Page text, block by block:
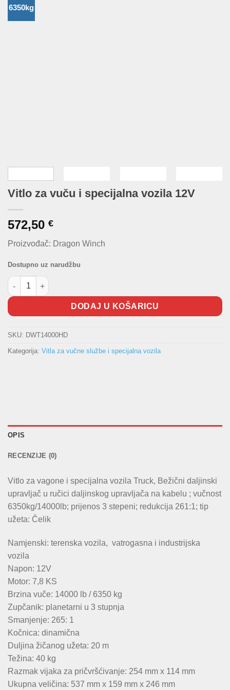
6350kg
Vitlo za vuču i specijalna vozila 12V
572,50 €
Proizvođač: Dragon Winch
Dostupno uz narudžbu
Vitlo za vuču i specijalna vozila 12V količina
DODAJ U KOŠARICU
SKU: DWT14000HD
Kategorija: Vitla za vučne službe i specijalna vozila
OPIS
RECENZIJE (0)
Vitlo za vagone i specijalna vozila Truck, Bežični daljinski
upravljač u ručici daljinskog upravljača na kabelu ; vučnost
6350kg/14000lb; prijenos 3 stepeni; redukcija 261:1; tip
užeta: Čelik
Namjenski: terenska vozila, vatrogasna i industrijska
vozila
Napon: 12V
Motor: 7,8 KS
Brzina vuče: 14000 lb / 6350 kg
Zupčanik: planetarni u 3 stupnja
Smanjenje: 265: 1
Kočnica: dinamična
Duljina žičanog užeta: 20 m
Težina: 40 kg
Razmak vijaka za pričvršćivanje: 254 mm x 114 mm
Ukupna veličina: 537 mm x 159 mm x 246 mm